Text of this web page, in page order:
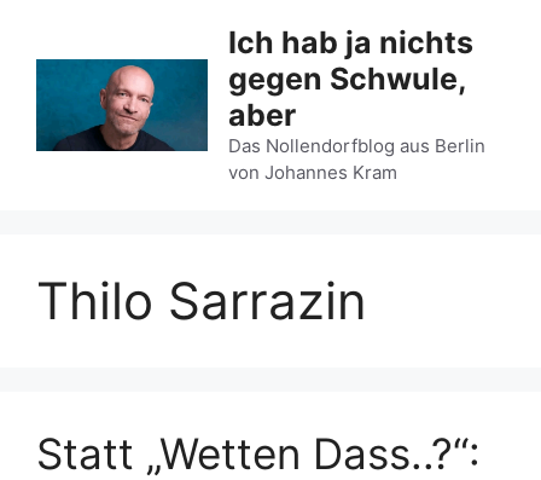
Ich hab ja nichts
gegen Schwule,
aber
Das Nollendorfblog aus Berlin
von Johannes Kram
Thilo Sarrazin
Statt „Wetten Dass..?“: